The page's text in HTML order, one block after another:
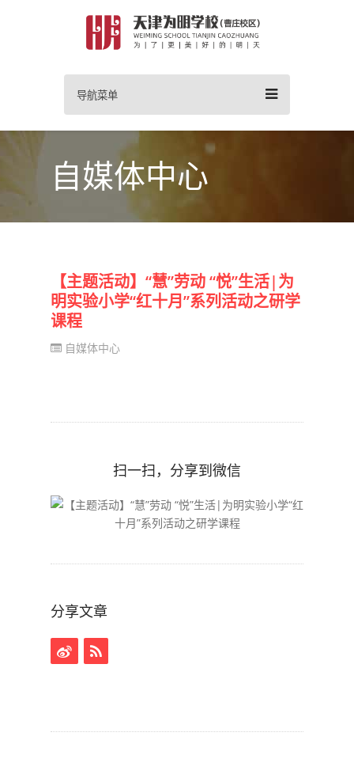
导航菜单
自媒体中心
【主题活动】“慧”劳动 “悦”生活|为
明实验小学“红十月”系列活动之研学
课程
自媒体中心
扫一扫，分享到微信
分享文章